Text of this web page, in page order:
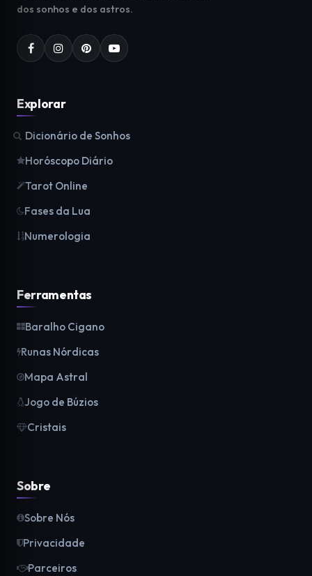
dos sonhos e dos astros.
Explorar
Dicionário de Sonhos
Horóscopo Diário
Tarot Online
Fases da Lua
Numerologia
Ferramentas
Baralho Cigano
Runas Nórdicas
Mapa Astral
Jogo de Búzios
Cristais
Sobre
Sobre Nós
Privacidade
Parceiros